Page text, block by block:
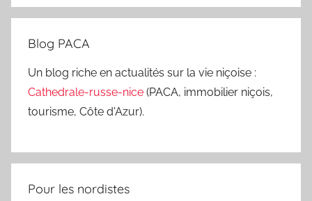
Blog PACA
Un blog riche en actualités sur la vie niçoise :
Cathedrale-russe-nice (PACA, immobilier niçois,
tourisme, Côte d'Azur).
Pour les nordistes